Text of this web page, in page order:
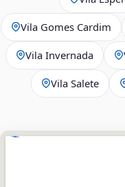
Vila Gomes Cardim
Vila Invernada
Vila Salete